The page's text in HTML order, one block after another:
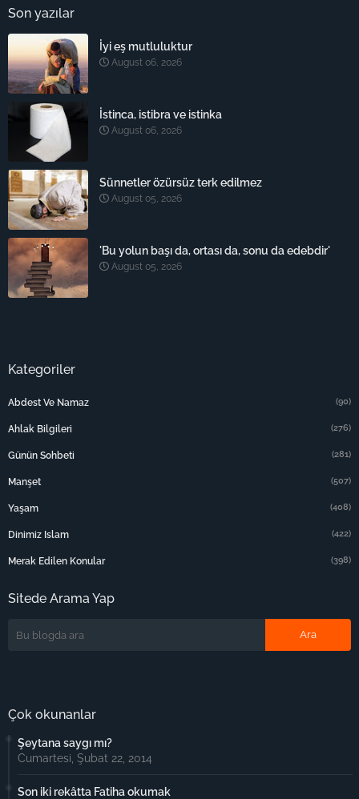
Son yazılar
İyi eş mutluluktur
August 06, 2026
İstinca, istibra ve istinka
August 06, 2026
Sünnetler özürsüz terk edilmez
August 05, 2026
'Bu yolun başı da, ortası da, sonu da edebdir'
August 05, 2026
Kategoriler
Abdest Ve Namaz (90)
Ahlak Bilgileri (276)
Günün Sohbeti (281)
Manşet (507)
Yaşam (408)
Dinimiz Islam (422)
Merak Edilen Konular (398)
Sitede Arama Yap
Çok okunanlar
Şeytana saygı mı?
Cumartesi, Şubat 22, 2014
Son iki rekâtta Fatiha okumak